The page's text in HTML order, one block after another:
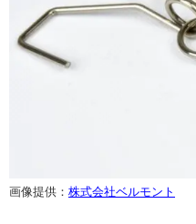
画像提供： 株式会社ベルモント